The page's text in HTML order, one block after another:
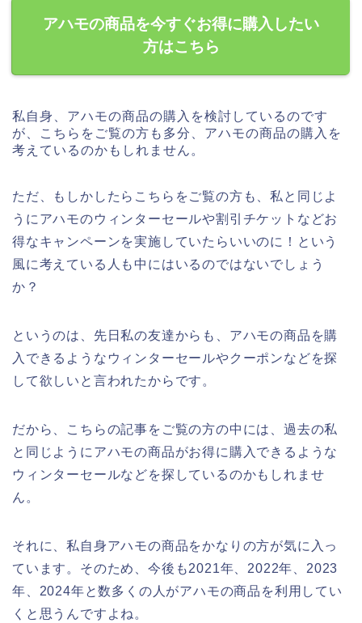
アハモの商品を今すぐお得に購入したい
方はこちら
私自身、アハモの商品の購入を検討しているのです
が、こちらをご覧の方も多分、アハモの商品の購入を
考えているのかもしれません。
ただ、もしかしたらこちらをご覧の方も、私と同じよ
うにアハモのウィンターセールや割引チケットなどお
得なキャンペーンを実施していたらいいのに！という
風に考えている人も中にはいるのではないでしょう
か？
というのは、先日私の友達からも、アハモの商品を購
入できるようなウィンターセールやクーポンなどを探
して欲しいと言われたからです。
だから、こちらの記事をご覧の方の中には、過去の私
と同じようにアハモの商品がお得に購入できるような
ウィンターセールなどを探しているのかもしれませ
ん。
それに、私自身アハモの商品をかなりの方が気に入っ
ています。そのため、今後も2021年、2022年、2023
年、2024年と数多くの人がアハモの商品を利用してい
くと思うんですよね。